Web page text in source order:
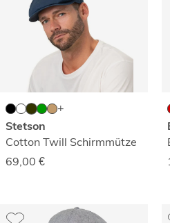
Stetson
Cotton Twill Schirmmütze
69,00 €